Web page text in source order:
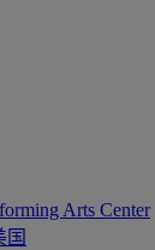
Arts Center
国